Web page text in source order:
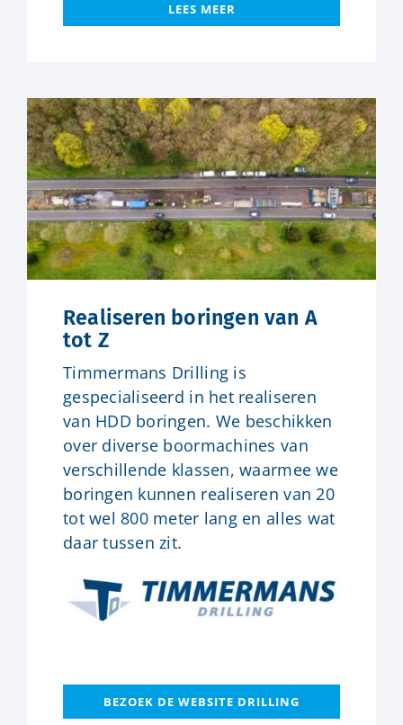
LEES MEER
Realiseren boringen van A
tot Z
Timmermans Drilling is
gespecialiseerd in het realiseren
van HDD boringen. We beschikken
over diverse boormachines van
verschillende klassen, waarmee we
boringen kunnen realiseren van 20
tot wel 800 meter lang en alles wat
daar tussen zit.
BEZOEK DE WEBSITE DRILLING